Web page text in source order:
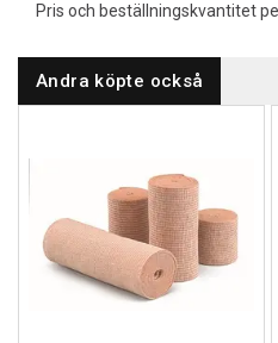
Pris och beställningskvantitet
Andra köpte också